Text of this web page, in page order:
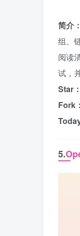
简介：
组、
阅读
试，
Star：
Fork：
5.